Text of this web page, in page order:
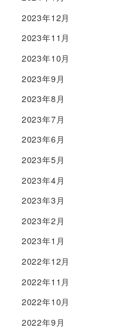
2023年12月
2023年11月
2023年10月
2023年9月
2023年8月
2023年7月
2023年6月
2023年5月
2023年4月
2023年3月
2023年2月
2023年1月
2022年12月
2022年11月
2022年10月
2022年9月